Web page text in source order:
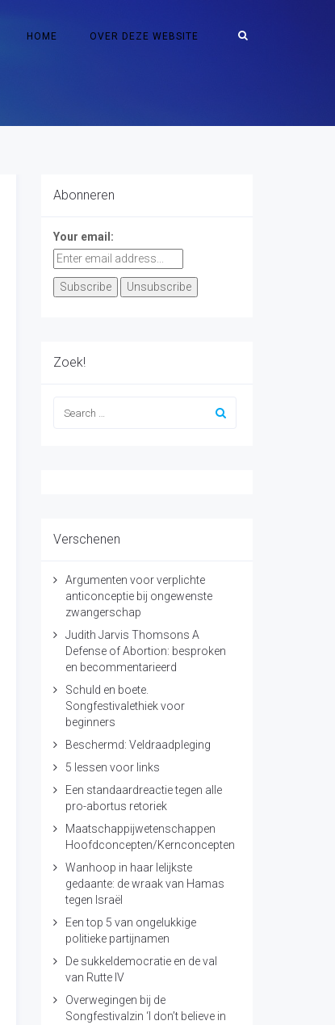
HOME OVER DEZE WEBSITE
Abonneren
Your email:
Zoek!
Verschenen
Argumenten voor verplichte
anticonceptie bij ongewenste
zwangerschap
Judith Jarvis Thomsons A
Defense of Abortion: besproken
en becommentarieerd
Schuld en boete.
Songfestivalethiek voor
beginners
Beschermd: Veldraadpleging
5 lessen voor links
Een standaardreactie tegen alle
pro-abortus retoriek
Maatschappijwetenschappen
Hoofdconcepten/Kernconcepten
Wanhoop in haar lelijkste
gedaante: de wraak van Hamas
tegen Israël
Een top 5 van ongelukkige
politieke partijnamen
De sukkeldemocratie en de val
van Rutte IV
Overwegingen bij de
Songfestivalzin ‘I don’t believe in